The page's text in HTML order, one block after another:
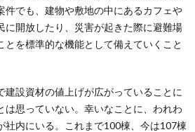
件でも、建物や敷地の中にあるカフェや
に開放したり、災害が起きた際に避難場
とを標準的な機能として備えていくこと
建設資材の値上げが広がっていることに
は思っていない。幸いなことに、われわ
社内にいる。これまで100棟、今は107棟